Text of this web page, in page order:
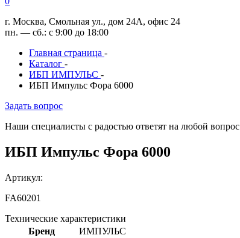
г. Москва, Смольная ул., дом 24А, офис 24
пн. — сб.: с 9:00 до 18:00
Главная страница -
Каталог -
ИБП ИМПУЛЬС -
ИБП Импульс Фора 6000
Задать вопрос
Наши специалисты с радостью ответят на любой вопрос
ИБП Импульс Фора 6000
Артикул:
FA60201
Технические характеристики
Бренд
ИМПУЛЬС